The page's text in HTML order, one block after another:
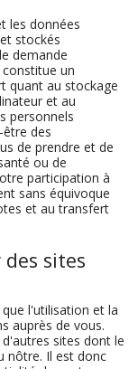
les données
stockés
demande
un
quant au stockage
et au
personnels
des
de prendre et de
ou de
participation à
sans équivoque
et au transfert
sites
l'utilisation et la
auprès de vous.
sites dont le
nôtre. Il est donc